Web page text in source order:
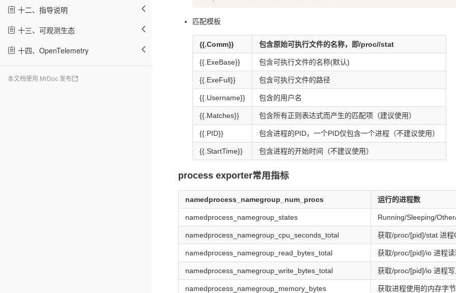
十二、指导说明
十三、可观测生态
十四、OpenTelemetry
本文档使用 MrDoc 发布
匹配模板
{{.Comm}} 包含原始可执行文件的名称，即/proc//stat
{{.ExeBase}} 包含可执行文件的名称(默认)
{{.ExeFull}} 包含可执行文件的路径
{{.Username}} 包含的用户名
{{.Matches}} 包含所有正则表达式而产生的匹配项（建议使用）
{{.PID}} 包含进程的PID，一个PID仅包含一个进程（不建议使用）
{{.StartTime}} 包含进程的开始时间（不建议使用）
process exporter常用指标
namedprocess_namegroup_num_procs 运行的进程数
namedprocess_namegroup_states Running/Sleeping/
namedprocess_namegroup_cpu_seconds_total 获取/proc/[pid]/stat 进
namedprocess_namegroup_read_bytes_total 获取/proc/[pid]/io 进程
namedprocess_namegroup_write_bytes_total 获取/proc/[pid]/io 进程
namedprocess_namegroup_memory_bytes 获取进程使用的内存字